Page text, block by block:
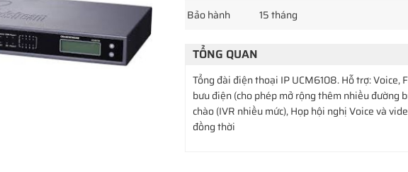
Bảo hành
15 tháng
TỔNG QUAN
Tổng đài điện thoại IP UCM6108. Hỗ trợ: Voice,
bưu điện (cho phép mở rộng thêm nhiều đường
chào (IVR nhiều mức), Họp hội nghị Voice và
đồng thời